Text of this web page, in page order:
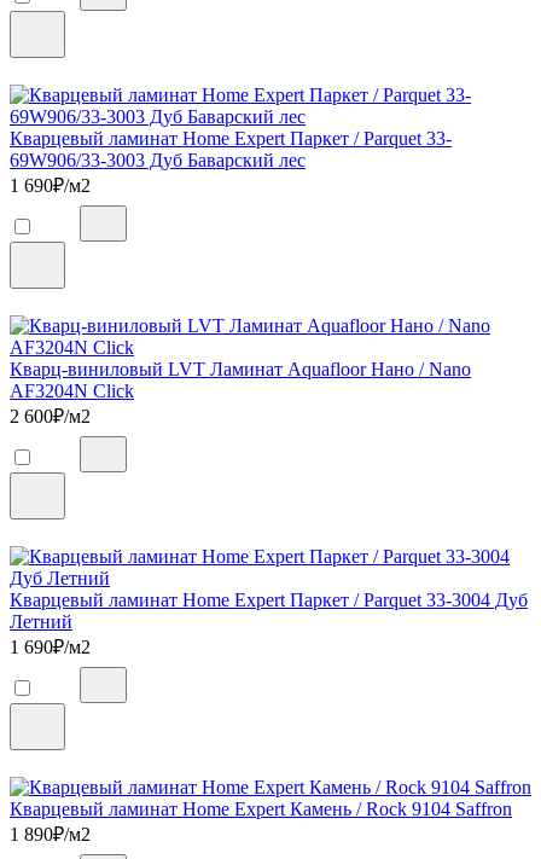
Кварцевый ламинат Home Expert Паркет / Parquet 33-
69W906/33-3003 Дуб Баварский лес
1 690₽/м2
Кварц-виниловый LVT Ламинат Aquafloor Нано / Nano
AF3204N Click
2 600₽/м2
Кварцевый ламинат Home Expert Паркет / Parquet 33-3004 Дуб
Летний
1 690₽/м2
Кварцевый ламинат Home Expert Камень / Rock 9104 Saffron
1 890₽/м2